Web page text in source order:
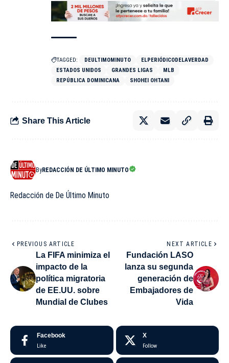
TAGGED: DEULTIMOMINUTO
ELPERIÓDICODELAVERDAD
ESTADOS UNIDOS
GRANDES LIGAS
MLB
REPÚBLICA DOMINICANA
SHOHEI OHTANI
Share This Article
ByREDACCIÓN DE ÚLTIMO MINUTO
Redacción de De Último Minuto
PREVIOUS ARTICLE
La FIFA minimiza el
impacto de la
política migratoria
de EE.UU. sobre
Mundial de Clubes
NEXT ARTICLE
Fundación LASO
lanza su segunda
generación de
Embajadores de
Vida
Facebook
Like
X
Follow